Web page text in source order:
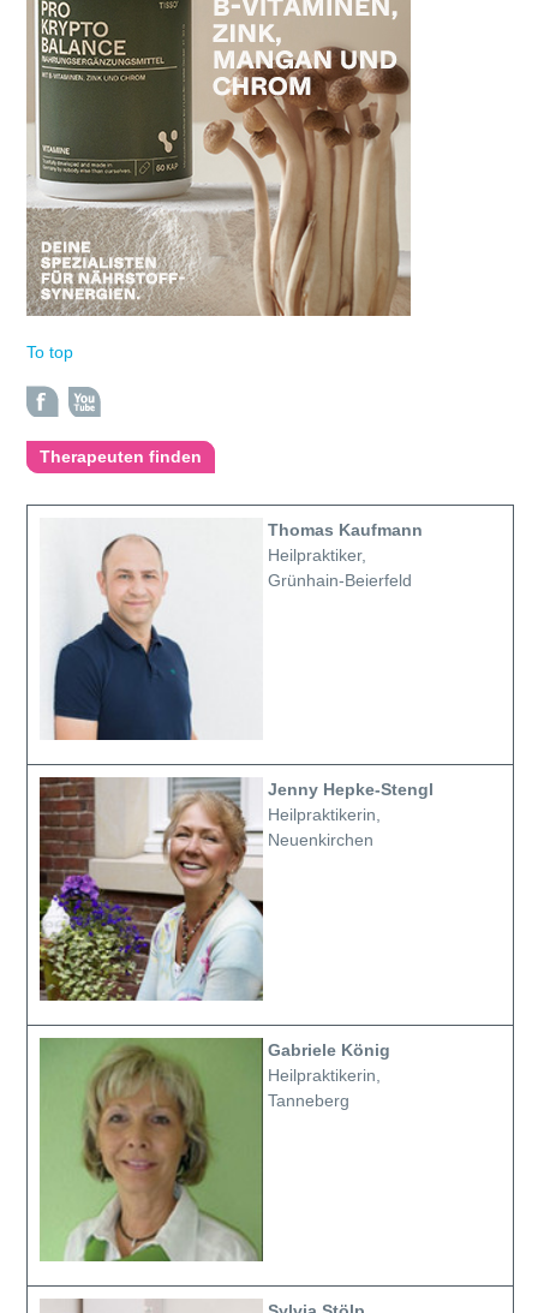
To top
Therapeuten finden
Thomas Kaufmann
Heilpraktiker,
Grünhain-Beierfeld
Jenny Hepke-Stengl
Heilpraktikerin,
Neuenkirchen
Gabriele König
Heilpraktikerin,
Tanneberg